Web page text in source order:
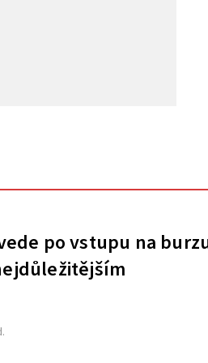
po vstupu na